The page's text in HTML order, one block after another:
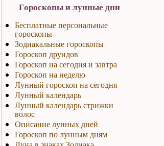
Гороскопы и лунные дни
Бесплатные персональные
гороскопы
Зодиакальные гороскопы
Гороскоп друидов
Гороскоп на сегодня и завтра
Гороскоп на неделю
Лунный гороскоп на сегодня
Лунный календарь
Лунный календарь стрижки
волос
Описание лунных дней
Гороскоп по лунным дням